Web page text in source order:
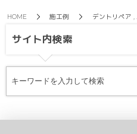
HOME 施工例 デントリペア , …
サイト内検索